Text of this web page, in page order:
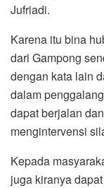
Jufriadi.
Karena itu bina
dari Gampong
dengan kata lain
dalam
dapat berjalan
mengintervensi
Kepada
juga kiranya